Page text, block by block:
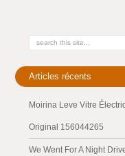
Articles récents
Moirina Leve Vitre
Original 156044265
We Went For A Night